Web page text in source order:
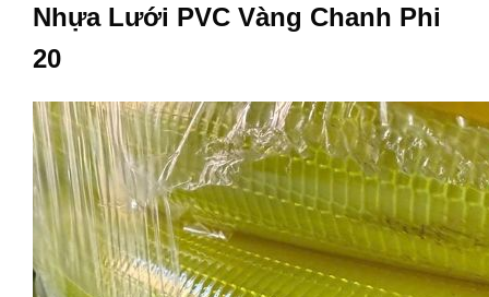
Nhựa Lưới PVC Vàng Chanh Phi
20